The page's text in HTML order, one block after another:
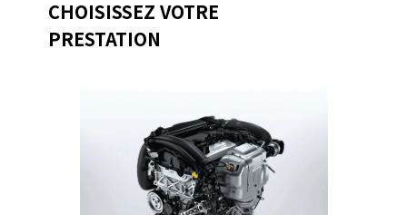
CHOISISSEZ VOTRE
PRESTATION